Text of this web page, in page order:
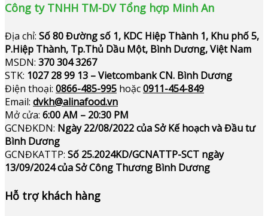
Công ty TNHH TM-DV Tổng hợp Minh An
Địa chỉ: Số 80 Đường số 1, KDC Hiệp Thành 1, Khu phố 5,
P.Hiệp Thành, Tp.Thủ Dầu Một, Bình Dương, Việt Nam
MSDN: 370 304 3267
STK: 1027 28 99 13 – Vietcombank CN. Bình Dương
Điện thoại: 0866-485-995 hoặc0911-454-849
Email: dvkh@alinafood.vn
Mở cửa: 6:00 AM – 20:30 PM
GCNĐKDN: Ngày 22/08/2022 của Sở Kế hoạch và Đầu tư
Bình Dương
GCNĐKATTP: Số 25.2024KD/GCNATTP-SCT ngày
13/09/2024 của Sở Công Thương Bình Dương
Hỗ trợ khách hàng